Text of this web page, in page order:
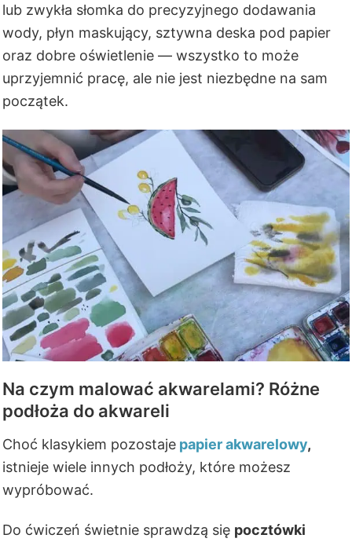
lub zwykła słomka do precyzyjnego dodawania
wody, płyn maskujący, sztywna deska pod papier
oraz dobre oświetlenie — wszystko to może
uprzyjemnić pracę, ale nie jest niezbędne na sam
początek.
Na czym malować akwarelami? Różne
podłoża do akwareli
Choć klasykiem pozostaje papier akwarelowy,
istnieje wiele innych podłoży, które możesz
wypróbować.
Do ćwiczeń świetnie sprawdzą się pocztówki